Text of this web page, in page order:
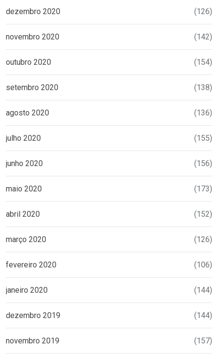
dezembro 2020 (126)
novembro 2020 (142)
outubro 2020 (154)
setembro 2020 (138)
agosto 2020 (136)
julho 2020 (155)
junho 2020 (156)
maio 2020 (173)
abril 2020 (152)
março 2020 (126)
fevereiro 2020 (106)
janeiro 2020 (144)
dezembro 2019 (144)
novembro 2019 (157)